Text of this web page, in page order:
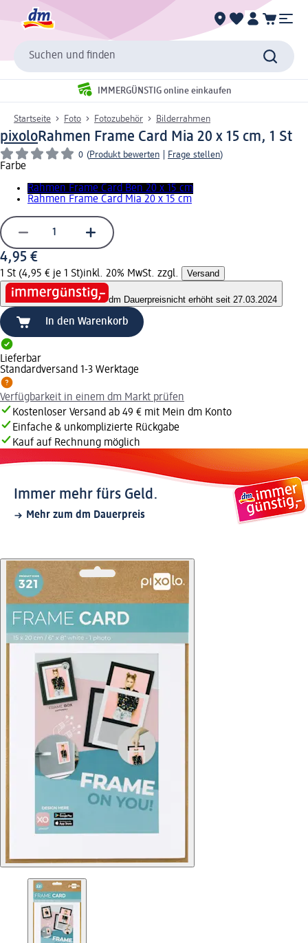
Suchen und finden
IMMERGÜNSTIG online einkaufen
Startseite Foto Fotozubehör Bilderrahmen
pixoloRahmen Frame Card Mia 20 x 15 cm, 1 St
0 (Produkt bewerten Frage stellen)
Farbe
Rahmen Frame Card Ben 20 x 15 cm
Rahmen Frame Card Mia 20 x 15 cm
4,95 €
1 St (4,95 € je 1 St)inkl. 20% MwSt. zzgl. Versand
dm Dauerpreisnicht erhöht seit 27.03.2024
In den Warenkorb
Lieferbar
Standardversand 1-3 Werktage
Verfügbarkeit in einem dm Markt prüfen
Kostenloser Versand ab 49 € mit Mein dm Konto
Einfache & unkomplizierte Rückgabe
Kauf auf Rechnung möglich
Immer mehr fürs Geld.
Mehr zum dm Dauerpreis